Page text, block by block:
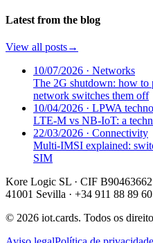
Latest from the blog
View all posts→
10/07/2026 · Networks
The 2G shutdown: how to
network switches them off
10/04/2026 · LPWA
LTE-M vs NB-IoT: a
22/03/2026 · Connectivity
Multi-IMSI explained:
SIM
Kore Logic SL · CIF B90463662
41001 Sevilla · +34 911 88 89 60
© 2026 iot.cards. Todos os